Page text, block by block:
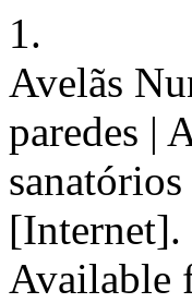
1.
Avelãs
paredes |
Available